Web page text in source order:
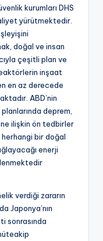
kurumları DHS
yürütmektedir.
doğal ve insan
çeşitli plan ve
inşaat
en az derecede
ABD’nin
deprem,
ilişkin ön tedbirler
bir doğal
enerji
verdiği zararın
Japonya’nın
sonrasında